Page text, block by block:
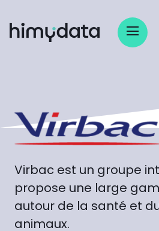
Virbac est un groupe
propose une large
autour de la santé et
animaux.